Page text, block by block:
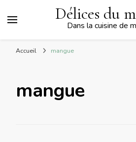
Délices du
Dans la cuisine de
Accueil mangue
mangue